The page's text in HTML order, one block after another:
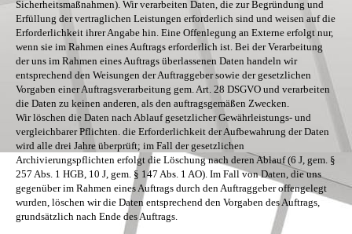
Sicherheitsmaßnahmen). Wir verarbeiten Daten, die zur Begründung und
Erfüllung der vertraglichen Leistungen erforderlich sind und weisen auf die
Erforderlichkeit ihrer Angabe hin. Eine Offenlegung an Externe erfolgt nur,
wenn sie im Rahmen eines Auftrags erforderlich ist. Bei der Verarbeitung
der uns im Rahmen eines Auftrags überlassenen Daten handeln wir
entsprechend den Weisungen der Auftraggeber sowie der gesetzlichen
Vorgaben einer Auftragsverarbeitung gem. Art. 28 DSGVO und verarbeiten
die Daten zu keinen anderen, als den auftragsgemäßen Zwecken.
Wir löschen die Daten nach Ablauf gesetzlicher Gewährleistungs- und
vergleichbarer Pflichten. die Erforderlichkeit der Aufbewahrung der Daten
wird alle drei Jahre überprüft; im Fall der gesetzlichen
Archivierungspflichten erfolgt die Löschung nach deren Ablauf (6 J, gem. §
257 Abs. 1 HGB, 10 J, gem. § 147 Abs. 1 AO). Im Fall von Daten, die uns
gegenüber im Rahmen eines Auftrags durch den Auftraggeber offengelegt
wurden, löschen wir die Daten entsprechend den Vorgaben des Auftrags,
grundsätzlich nach Ende des Auftrags.